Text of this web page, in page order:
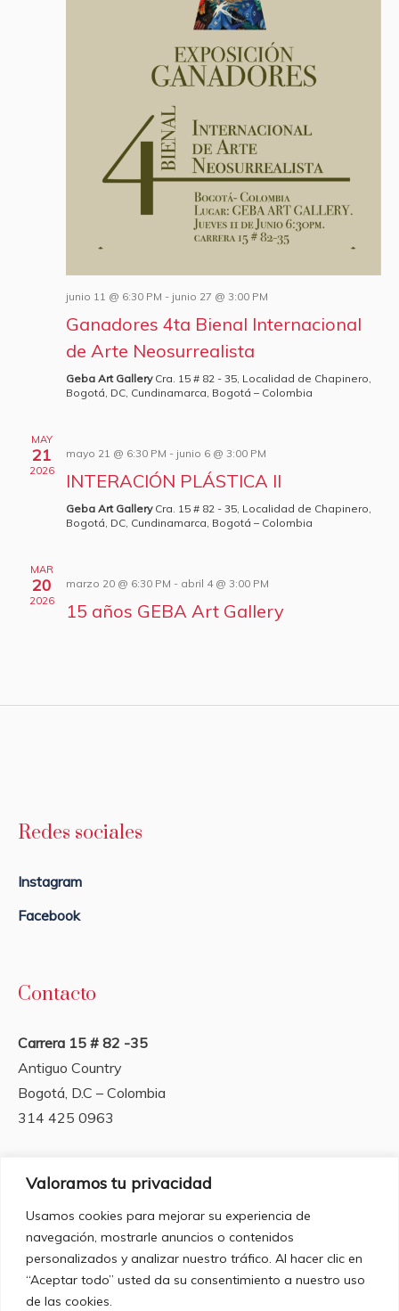
Valoramos tu privacidad
Usamos cookies para mejorar su experiencia de
navegación, mostrarle anuncios o contenidos
personalizados y analizar nuestro tráfico. Al hacer clic en
“Aceptar todo” usted da su consentimiento a nuestro uso
de las cookies.
junio 11 @ 6:30 PM - junio 27 @ 3:00 PM
Ganadores 4ta Bienal Internacional
de Arte Neosurrealista
Geba Art Gallery Cra. 15 # 82 - 35, Localidad de Chapinero,
Bogotá, DC, Cundinamarca, Bogotá – Colombia
MAY
21
2026
mayo 21 @ 6:30 PM - junio 6 @ 3:00 PM
INTERACIÓN PLÁSTICA II
Geba Art Gallery Cra. 15 # 82 - 35, Localidad de Chapinero,
Bogotá, DC, Cundinamarca, Bogotá – Colombia
MAR
20
2026
marzo 20 @ 6:30 PM - abril 4 @ 3:00 PM
15 años GEBA Art Gallery
Redes sociales
Instagram
Facebook
Contacto
Carrera 15 # 82 -35
Antiguo Country
Bogotá, D.C – Colombia
314 425 0963
Horarios de apertura
Lunes a Viernes
de 10:00 am a 6:30 pm.
Sabado hasta las 3:00 pm